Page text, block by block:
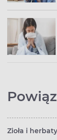
Zioła i herbaty